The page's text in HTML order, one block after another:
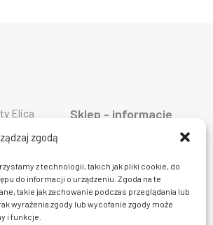
zgodą
z technologii, takich jak pliki cookie, do
do informacji o urządzeniu. Zgoda na te
takie jak zachowanie podczas przeglądania lub
wyrażenia zgody lub wycofanie zgody może
i funkcje.
Elica
Geggenau
Liebherr
Smeg
Wolf
Sub Zero
Fulgor
Sklep - informacje
Prawo do zwrotu
Polityka prywatności
Regulamin sklepu
Kontakt